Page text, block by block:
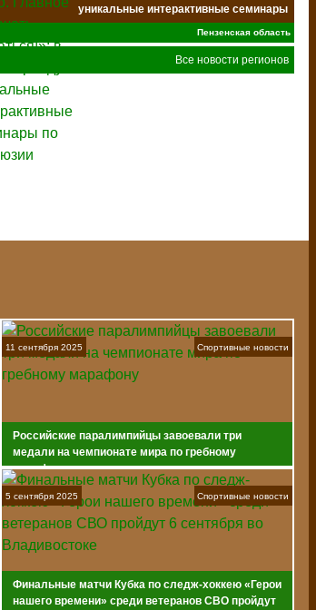
уникальные интерактивные семинары
по инклюзии
Пензенская область
Все новости регионов
11 сентября 2025
Российские паралимпийцы завоевали три
медали на чемпионате мира по гребному
марафону
Спортивные новости
5 сентября 2025
Финальные матчи Кубка по следж-хоккею «Герои
нашего времени» среди ветеранов СВО пройдут
Спортивные новости